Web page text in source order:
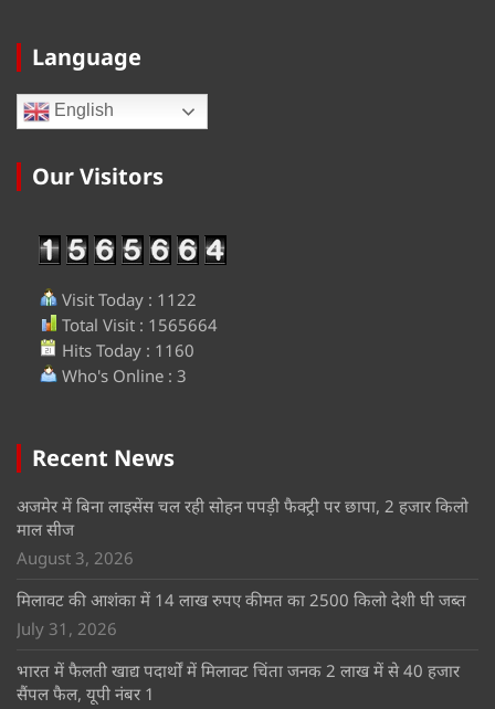
Language
English
Our Visitors
Visit Today : 1122
Total Visit : 1565664
Hits Today : 1160
Who's Online : 3
Recent News
अजमेर में बिना लाइसेंस चल रही सोहन पपड़ी फैक्ट्री पर छापा, 2 हजार किलो
माल सीज
August 3, 2026
मिलावट की आशंका में 14 लाख रुपए कीमत का 2500 किलो देशी घी जब्त
July 31, 2026
भारत में फैलती खाद्य पदार्थों में मिलावट चिंता जनक 2 लाख में से 40 हजार
सैंपल फैल, यूपी नंबर 1